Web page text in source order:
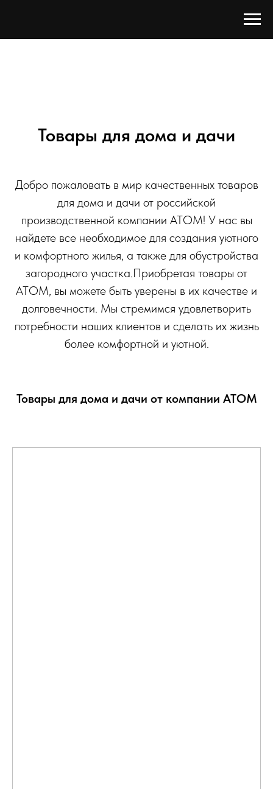
Товары для дома и дачи
Добро пожаловать в мир качественных товаров
для дома и дачи от российской
производственной компании АТОМ! У нас вы
найдете все необходимое для создания уютного
и комфортного жилья, а также для обустройства
загородного участка.Приобретая товары от
АТОМ, вы можете быть уверены в их качестве и
долговечности. Мы стремимся удовлетворить
потребности наших клиентов и сделать их жизнь
более комфортной и уютной.
Товары для дома и дачи от компании АТОМ